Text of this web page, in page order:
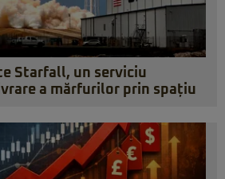
Starfall, un serviciu
a mărfurilor prin spațiu